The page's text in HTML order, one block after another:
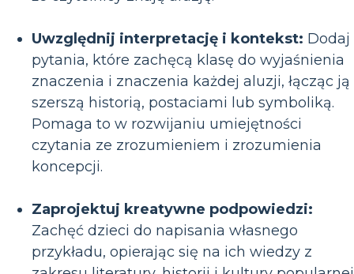
Uwzględnij interpretację i kontekst: Dodaj
pytania, które zachęcą klasę do wyjaśnienia
znaczenia i znaczenia każdej aluzji, łącząc ją
szerszą historią, postaciami lub symboliką.
Pomaga to w rozwijaniu umiejętności
czytania ze zrozumieniem i zrozumienia
koncepcji.
Zaprojektuj kreatywne podpowiedzi:
Zachęć dzieci do napisania własnego
przykładu, opierając się na ich wiedzy z